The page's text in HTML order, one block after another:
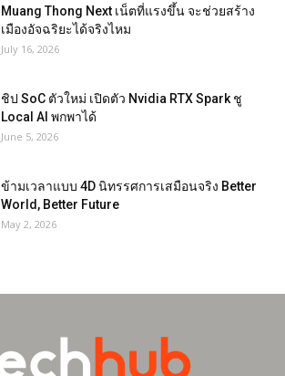
Muang Thong Next เน็ตที่แรงขึ้น จะช่วยสร้าง
เมืองอัจฉริยะได้จริงไหม
July 16, 2026
ชิป SoC ตัวใหม่ เปิดตัว Nvidia RTX Spark ชู
Local AI พกพาได้
June 5, 2026
ข้ามเวลาแบบ 4D นิทรรศการเสมือนจริง Better
World, Better Future
May 2, 2026